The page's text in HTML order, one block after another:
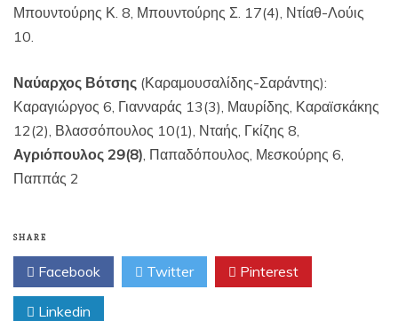
Μπουντούρης Κ. 8, Μπουντούρης Σ. 17(4), Ντίαθ-Λούις
10.
Ναύαρχος Βότσης (Καραμουσαλίδης-Σαράντης):
Καραγιώργος 6, Γιανναράς 13(3), Μαυρίδης, Καραϊσκάκης
12(2), Βλασσόπουλος 10(1), Νταής, Γκίζης 8,
Αγριόπουλος 29(8) , Παπαδόπουλος, Μεσκούρης 6,
Παππάς 2
SHARE
Facebook Twitter Pinterest
Linkedin